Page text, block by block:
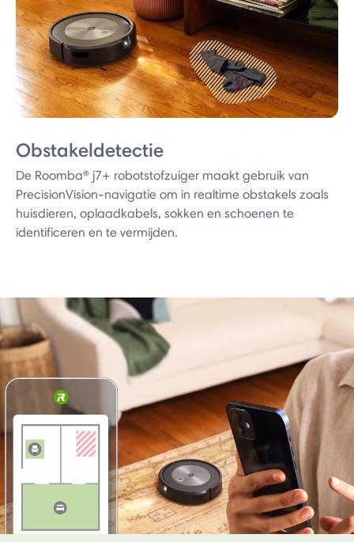
Obstakeldetectie
De Roomba® j7+ robotstofzuiger maakt gebruik van
PrecisionVision-navigatie om in realtime obstakels zoals
huisdieren, oplaadkabels, sokken en schoenen te
identificeren en te vermijden.